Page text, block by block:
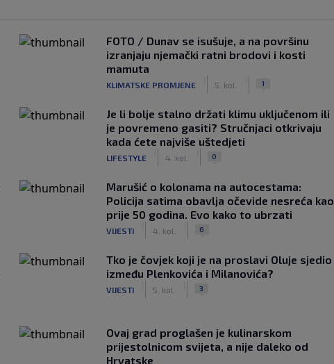
FOTO / Dunav se isušuje, a na površinu
izranjaju njemački ratni brodovi i kosti
mamuta
KLIMATSKE PROMJENE 5. kol. 1
Je li bolje stalno držati klimu uključenom ili
je povremeno gasiti? Stručnjaci otkrivaju
kada ćete najviše uštedjeti
LIFESTYLE 4. kol. 0
Marušić o kolonama na autocestama:
Policija satima obavlja očevide nesreća kao
prije 50 godina. Evo kako to ubrzati
VIJESTI 4. kol. 6
Tko je čovjek koji je na proslavi Oluje sjedio
između Plenkovića i Milanovića?
VIJESTI 5. kol. 3
Ovaj grad proglašen je kulinarskom
prijestolnicom svijeta, a nije daleko od
Hrvatske